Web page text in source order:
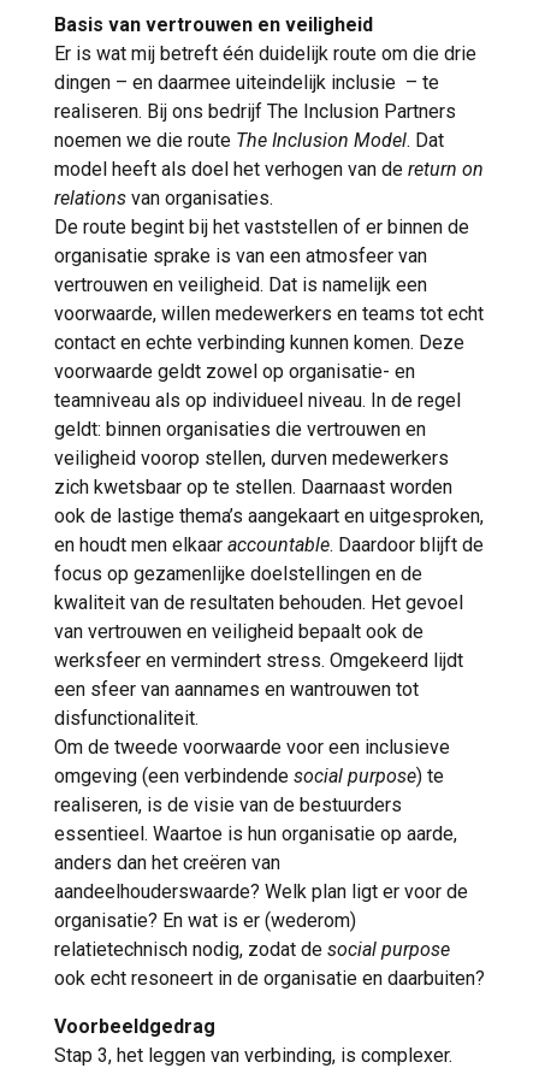
Basis van vertrouwen en veiligheid
Er is wat mij betreft één duidelijk route om die drie
dingen – en daarmee uiteindelijk inclusie – te
realiseren. Bij ons bedrijf The Inclusion Partners
noemen we die route The Inclusion Model. Dat
model heeft als doel het verhogen van de return on
relations van organisaties.
De route begint bij het vaststellen of er binnen de
organisatie sprake is van een atmosfeer van
vertrouwen en veiligheid. Dat is namelijk een
voorwaarde, willen medewerkers en teams tot echt
contact en echte verbinding kunnen komen. Deze
voorwaarde geldt zowel op organisatie- en
teamniveau als op individueel niveau. In de regel
geldt: binnen organisaties die vertrouwen en
veiligheid voorop stellen, durven medewerkers
zich kwetsbaar op te stellen. Daarnaast worden
ook de lastige thema’s aangekaart en uitgesproken,
en houdt men elkaar accountable. Daardoor blijft de
focus op gezamenlijke doelstellingen en de
kwaliteit van de resultaten behouden. Het gevoel
van vertrouwen en veiligheid bepaalt ook de
werksfeer en vermindert stress. Omgekeerd lijdt
een sfeer van aannames en wantrouwen tot
disfunctionaliteit.
Om de tweede voorwaarde voor een inclusieve
omgeving (een verbindende social purpose) te
realiseren, is de visie van de bestuurders
essentieel. Waartoe is hun organisatie op aarde,
anders dan het creëren van
aandeelhouderswaarde? Welk plan ligt er voor de
organisatie? En wat is er (wederom)
relatietechnisch nodig, zodat de social purpose
ook echt resoneert in de organisatie en daarbuiten?
Voorbeeldgedrag
Stap 3, het leggen van verbinding, is complexer.